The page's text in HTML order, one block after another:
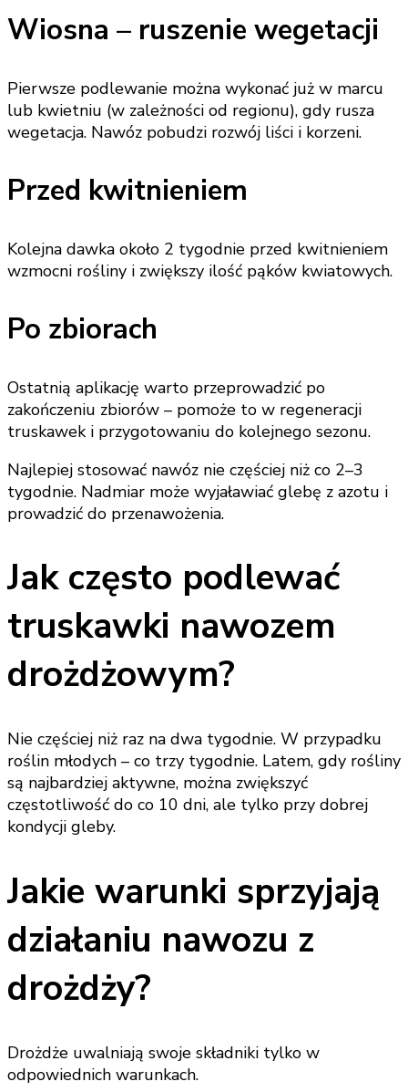
Wiosna – ruszenie wegetacji
Pierwsze podlewanie można wykonać już w marcu
lub kwietniu (w zależności od regionu), gdy rusza
wegetacja. Nawóz pobudzi rozwój liści i korzeni.
Przed kwitnieniem
Kolejna dawka około 2 tygodnie przed kwitnieniem
wzmocni rośliny i zwiększy ilość pąków kwiatowych.
Po zbiorach
Ostatnią aplikację warto przeprowadzić po
zakończeniu zbiorów – pomoże to w regeneracji
truskawek i przygotowaniu do kolejnego sezonu.
Najlepiej stosować nawóz nie częściej niż co 2–3
tygodnie. Nadmiar może wyjaławiać glebę z azotu i
prowadzić do przenawożenia.
Jak często podlewać
truskawki nawozem
drożdżowym?
Nie częściej niż raz na dwa tygodnie. W przypadku
roślin młodych – co trzy tygodnie. Latem, gdy rośliny
są najbardziej aktywne, można zwiększyć
częstotliwość do co 10 dni, ale tylko przy dobrej
kondycji gleby.
Jakie warunki sprzyjają
działaniu nawozu z
drożdży?
Drożdże uwalniają swoje składniki tylko w
odpowiednich warunkach.